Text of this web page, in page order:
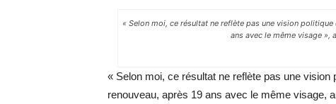
« Selon moi, ce résultat ne reflète pas une vision
ans avec le même visage »,
« Selon moi, ce résultat ne reflète pas une
renouveau, après 19 ans avec le même visage,